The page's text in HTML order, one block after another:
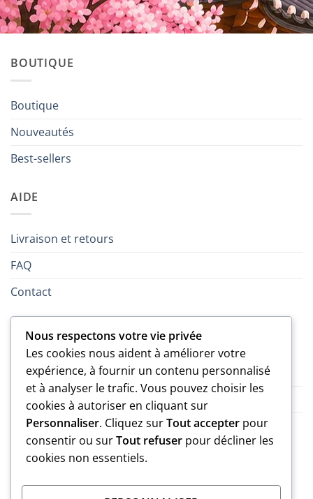
BOUTIQUE
Boutique
Nouveautés
Best-sellers
AIDE
Livraison et retours
FAQ
Contact
LÉGAL
Politique de confidentialité
Mentions légales
MARQUE
Nous respectons votre vie privée
Les cookies nous aident à améliorer votre
expérience, à fournir un contenu personnalisé
et à analyser le trafic. Vous pouvez choisir les
cookies à autoriser en cliquant sur
Personnaliser. Cliquez surTout accepter pour
consentir ou surTout refuser pour décliner les
cookies non essentiels.